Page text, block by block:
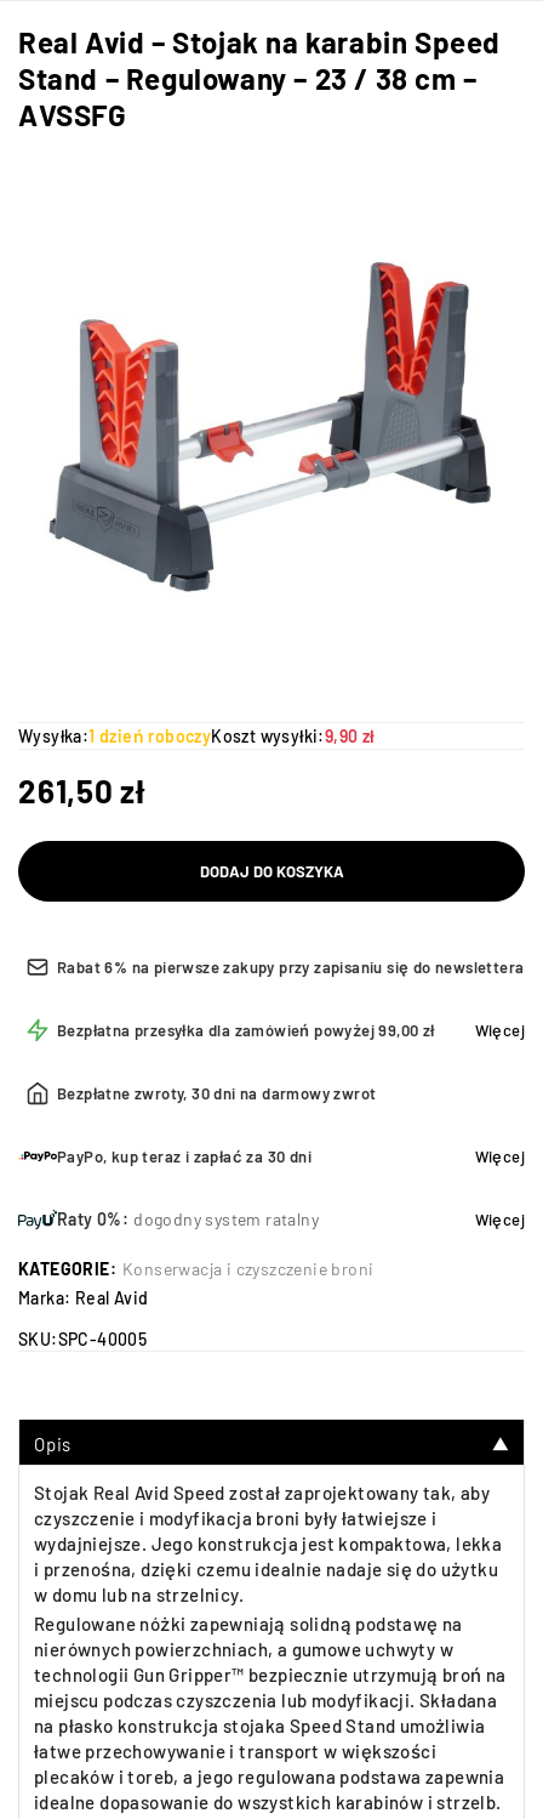
Real Avid – Stojak na karabin Speed
Stand – Regulowany – 23 / 38 cm –
AVSSFG
Wysyłka:1 dzień roboczyKoszt wysyłki:9,90 zł
261,50zł
DODAJ DO KOSZYKA
Rabat 6% na pierwsze zakupy przy zapisaniu się do newslettera
Bezpłatna przesyłka dla zamówień powyżej 99,00 zł Więcej
Bezpłatne zwroty, 30 dni na darmowy zwrot
PayPo, kup teraz i zapłać za 30 dni Więcej
Raty 0%: dogodny system ratalny Więcej
KATEGORIE: Konserwacja i czyszczenie broni
Marka: Real Avid
SKU:SPC-40005
Opis ▼
Stojak Real Avid Speed został zaprojektowany tak, aby
czyszczenie i modyfikacja broni były łatwiejsze i
wydajniejsze. Jego konstrukcja jest kompaktowa, lekka
i przenośna, dzięki czemu idealnie nadaje się do użytku
w domu lub na strzelnicy.
Regulowane nóżki zapewniają solidną podstawę na
nierównych powierzchniach, a gumowe uchwyty w
technologii Gun Gripper™ bezpiecznie utrzymują broń na
miejscu podczas czyszczenia lub modyfikacji. Składana
na płasko konstrukcja stojaka Speed Stand umożliwia
łatwe przechowywanie i transport w większości
plecaków i toreb, a jego regulowana podstawa zapewnia
idealne dopasowanie do wszystkich karabinów i strzelb.